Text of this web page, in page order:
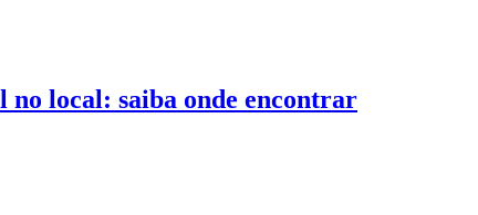
local: saiba onde encontrar